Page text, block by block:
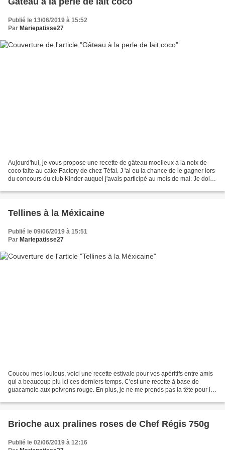
Publié le 13/06/2019 à 15:52
Par Mariepatisse27
Aujourd'hui, je vous propose une recette de gâteau moelleux à la noix de
coco faite au cake Factory de chez Téfal. J 'ai eu la chance de le gagner lors
du concours du club Kinder auquel j'avais participé au mois de mai. Je dois
Tellines à la Méxicaine
Publié le 09/06/2019 à 15:51
Par Mariepatisse27
Coucou mes loulous, voici une recette estivale pour vos apéritifs entre amis
qui a beaucoup plu ici ces derniers temps. C'est une recette à base de
guacamole aux poivrons rouge. En plus, je ne me prends pas la tête pour les
Brioche aux pralines roses de Chef Régis 750g
Publié le 02/06/2019 à 12:16